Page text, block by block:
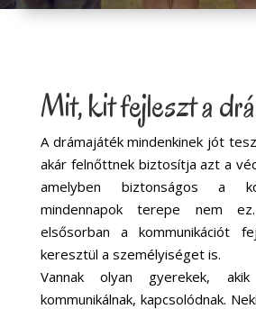
Mit, kit fejleszt a
A drámajáték mindenkinek jót
akár felnőttnek biztosítja azt a
amelyben biztonságos a
mindennapok terepe nem
elsősorban a kommunikációt
keresztül a személyiséget is.
Vannak olyan gyerekek, akik
kommunikálnak, kapcsolódnak.